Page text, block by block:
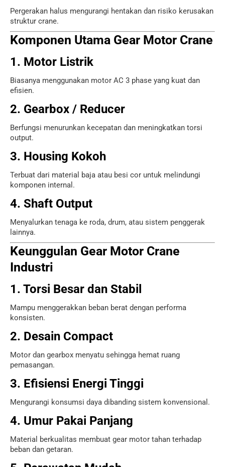
Pergerakan halus mengurangi hentakan dan risiko kerusakan
struktur crane.
Komponen Utama Gear Motor Crane
1. Motor Listrik
Biasanya menggunakan motor AC 3 phase yang kuat dan
efisien.
2. Gearbox / Reducer
Berfungsi menurunkan kecepatan dan meningkatkan torsi
output.
3. Housing Kokoh
Terbuat dari material baja atau besi cor untuk melindungi
komponen internal.
4. Shaft Output
Menyalurkan tenaga ke roda, drum, atau sistem penggerak
lainnya.
Keunggulan Gear Motor Crane
Industri
1. Torsi Besar dan Stabil
Mampu menggerakkan beban berat dengan performa
konsisten.
2. Desain Compact
Motor dan gearbox menyatu sehingga hemat ruang
pemasangan.
3. Efisiensi Energi Tinggi
Mengurangi konsumsi daya dibanding sistem konvensional.
4. Umur Pakai Panjang
Material berkualitas membuat gear motor tahan terhadap
beban dan getaran.